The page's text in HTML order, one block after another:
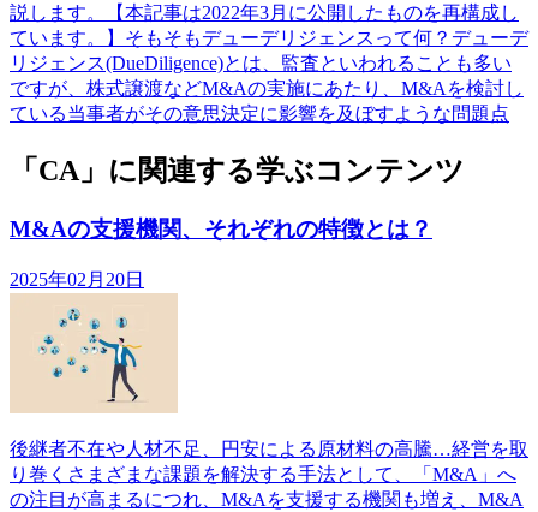
説します。【本記事は2022年3月に公開したものを再構成し
ています。】そもそもデューデリジェンスって何？デューデ
リジェンス(DueDiligence)とは、監査といわれることも多い
ですが、株式譲渡などM&Aの実施にあたり、M&Aを検討し
ている当事者がその意思決定に影響を及ぼすような問題点
「CA」に関連する学ぶコンテンツ
M&Aの支援機関、それぞれの特徴とは？
2025年02月20日
後継者不在や人材不足、円安による原材料の高騰…経営を取
り巻くさまざまな課題を解決する手法として、「M&A」へ
の注目が高まるにつれ、M&Aを支援する機関も増え、M&A